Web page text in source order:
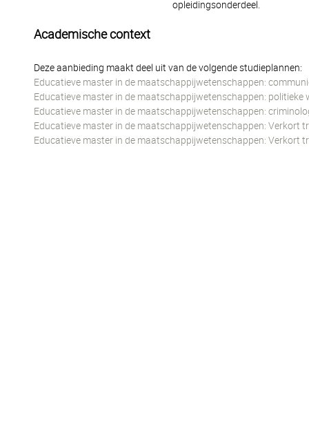
opleidingsonderdeel.
Academische context
Deze aanbieding maakt deel uit van de volgende studieplannen:
Educatieve master in de maatschappijwetenschappen:
Educatieve master in de maatschappijwetenschappen: politieke
Educatieve master in de maatschappijwetenschappen:
Educatieve master in de maatschappijwetenschappen: Verkort
Educatieve master in de maatschappijwetenschappen: Verkort